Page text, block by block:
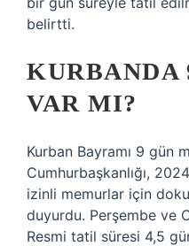
belirtti.
KURBANDA
VAR MI?
Kurban Bayramı 9 gün
Cumhurbaşkanlığı,
izinli memurlar için
duyurdu. Perşembe ve
Resmi tatil süresi 4,5